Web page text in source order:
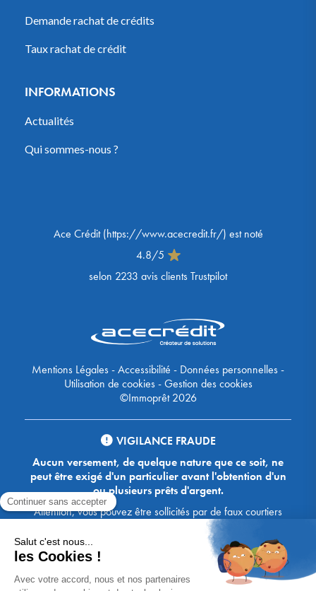
Demande rachat de crédits
Taux rachat de crédit
INFORMATIONS
Actualités
Qui sommes-nous ?
Ace Crédit(https://www.acecredit.fr/) est noté
4.8/5
selon 2233 avis clients Trustpilot
Mentions Légales-Accessibilité - Données personnelles-
Utilisation de cookies-Gestion des cookies
©Immoprêt 2026
VIGILANCE FRAUDE
Aucun versement, de quelque nature que ce soit, ne
peut être exigé d'un particulier avant l'obtention d'un
ou plusieurs prêts d'argent.
Attention, vous pouvez être sollicités par de faux courtiers
Ace Crédit / Immoprêt, qui vous proposent de bénéficier de
crédits, en vous demandant de transmettre des documents,
des fonds, des coordonnées bancaires, etc. Soyez vigilants :
Immoprêt ne demande jamais à ses clients de virer sur ses
comptes des sommes prêtées par les banques, à l'exception